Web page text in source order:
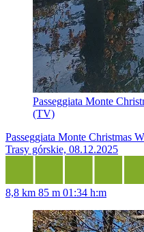
Passeggiata Monte
(TV)
Passeggiata Monte Christmas
Trasy górskie, 08.12.2025
8,8 km 85 m 01:34 h:m